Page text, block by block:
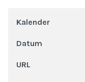
Kalender
Datum
URL